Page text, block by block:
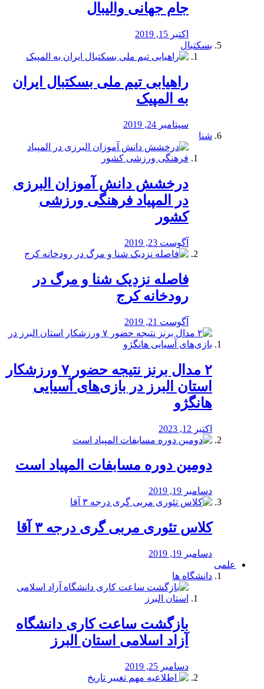
جام جهانی والیبال
اکتبر 15, 2019
بسکتبال
راهیابی تیم ملی بسکتبال ایران
به المپیک
سپتامبر 24, 2019
شنا
درخشش دانش آموزان البرزی
در المپیاد فرهنگی ورزشی
کشور
آگوست 23, 2019
️فاصله نزدیک شنا و مرگ در
رودخانه کرج
آگوست 21, 2019
۲ مدال برنز نتیجه حضور ۷ ورزشکار
استان البرز در بازی‌های آسیایی
هانگژو
اکتبر 12, 2023
دومین دوره مسابفات المپیاد است
دسامبر 19, 2019
کلاس تئوری مربی گری درجه ۳ آقا
دسامبر 19, 2019
علمی
دانشگاه ها
بازگشت ساعت کاری دانشگاه
آزاد اسلامی استان البرز
دسامبر 25, 2019